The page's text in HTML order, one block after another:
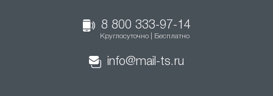
8 800 333-97-14
Круглосуточно | Бесплатно
info@mail-ts.ru